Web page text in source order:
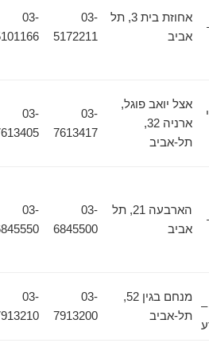
אחוזת בית 3, תל
אביב
03-
5172211
03-
5101166
אצל יואב פוגל,
ארניה 32,
תל-אביב
03-
7613417
03-
7613405
הארבעה 21, תל
אביב
03-
6845500
03-
6845550
מנחם בגין 52,
תל-אביב
03-
7913200
03-
7913210